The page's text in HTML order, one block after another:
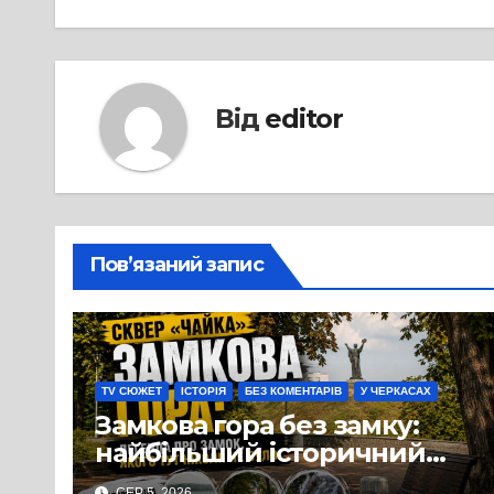
Від editor
Пов’язаний запис
TV СЮЖЕТ ІСТОРІЯ БЕЗ КОМЕНТАРІВ У ЧЕРКАСАХ
Замкова гора без замку:
найбільший історичний
міф Черкас